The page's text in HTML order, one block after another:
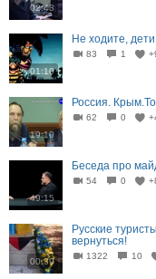
02:43
01:10
Не ходите,
83 1
19:10
Россия.
62 0
49:15
Беседа про
54 0
00:39
Русские
вернуться!
1322 10